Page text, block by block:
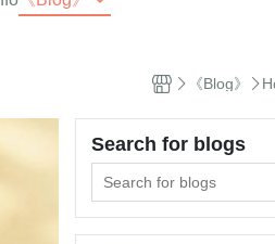
品言代言推薦❣️
Second Trimester
Third Trimester
小童(3~6歲)
大童(6~12歲)
青少年(12歲以
《Blog》
Search for blogs